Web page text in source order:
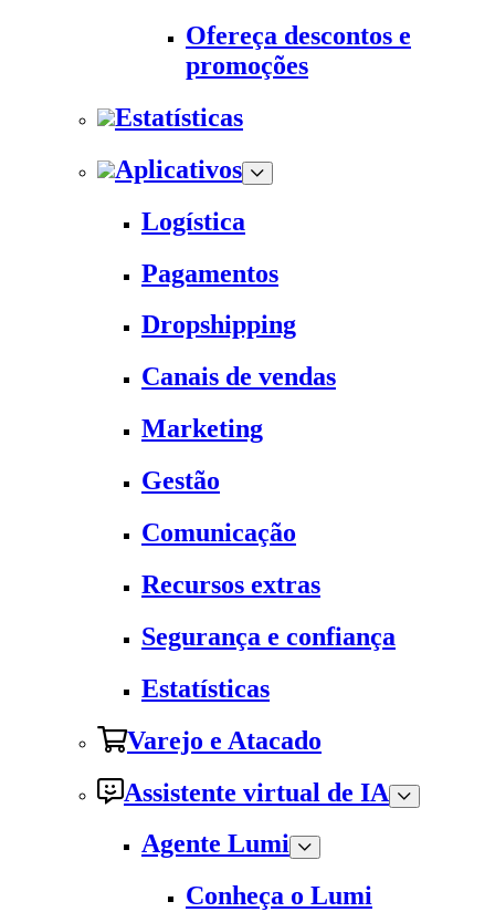
Ofereça descontos e
promoções
Estatísticas
Aplicativos
Logística
Pagamentos
Dropshipping
Canais de vendas
Marketing
Gestão
Comunicação
Recursos extras
Segurança e confiança
Estatísticas
Varejo e Atacado
Assistente virtual de IA
Agente Lumi
Conheça o Lumi